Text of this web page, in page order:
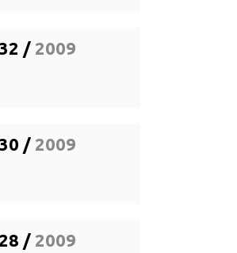
/ 2009
/ 2009
/ 2009